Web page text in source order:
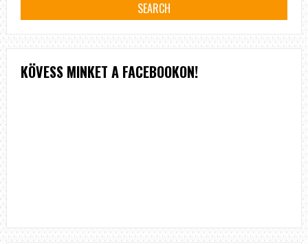
KÖVESS MINKET A FACEBOOKON!